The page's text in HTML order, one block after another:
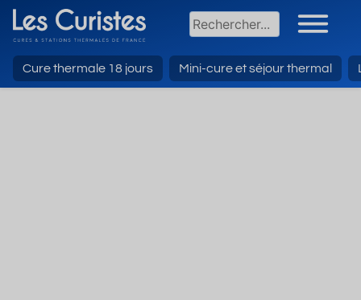
Cure thermale 18 jours Mini-cure et séjour thermal